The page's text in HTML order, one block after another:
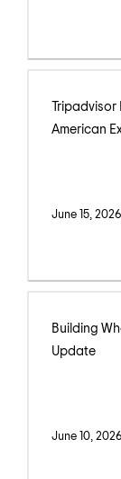
Tripadvisor
American
June 15, 2026
Building
Update
June 10, 2026